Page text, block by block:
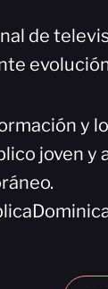
de
y
joven y